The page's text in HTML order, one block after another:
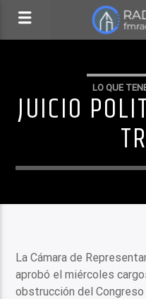
LO QUE
JUICIO
La Cámara de
aprobó el miércoles
obstrucción del